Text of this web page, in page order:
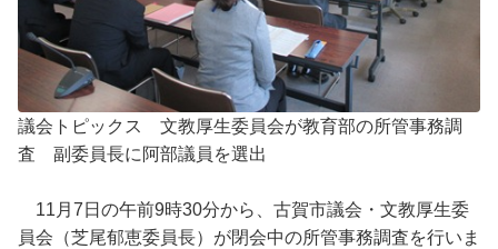
議会トピックス 文教厚生委員会が教育部の所管事務調
査 副委員長に阿部議員を選出
11月7日の午前9時30分から、古賀市議会・文教厚生委
員会（芝尾郁恵委員長）が閉会中の所管事務調査を行いま